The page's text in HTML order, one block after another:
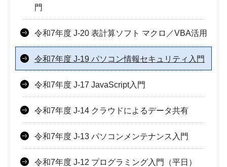
門
令和7年度 J-20 表計算ソフト マクロ／VBA活用
令和7年度 J-19 パソコン情報セキュリティ入門
令和7年度 J-17 JavaScript入門
令和7年度 J-14 クラウドによるデータ共有
令和7年度 J-13 パソコンメンテナンス入門
令和7年度 J-12 プログラミング入門（平日）